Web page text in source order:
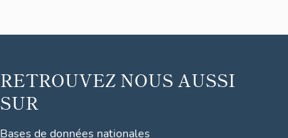
RETROUVEZ NOUS AUSSI
SUR
Bases de données nationales